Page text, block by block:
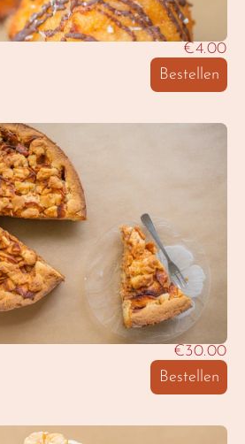
€4.00
Bestellen
€30.00
Bestellen